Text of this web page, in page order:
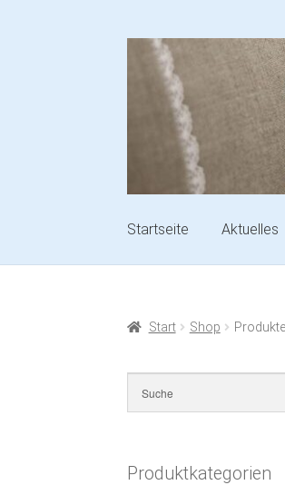
Startseite Aktuelles
Start Shop
Produktkategorien